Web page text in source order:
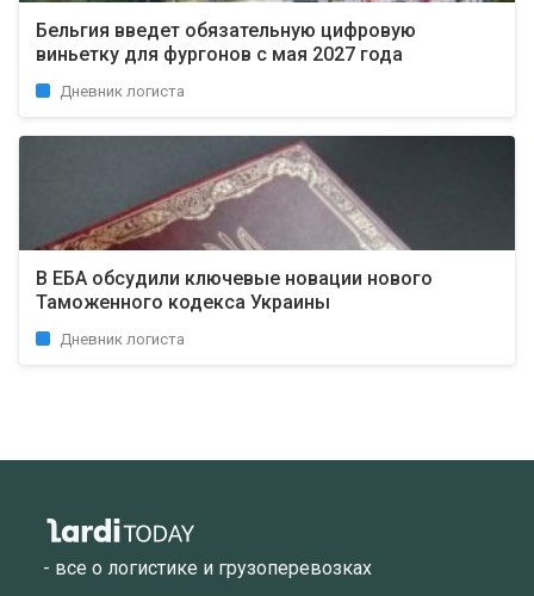
Бельгия введет обязательную цифровую
виньетку для фургонов с мая 2027 года
Дневник логиста
В ЕБА обсудили ключевые новации нового
Таможенного кодекса Украины
Дневник логиста
- все о логистике и грузоперевозках